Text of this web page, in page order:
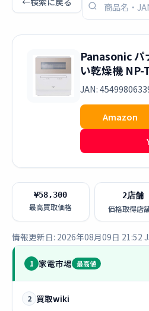
Panasonic パ
い乾燥機 NP-
JAN:
Amazon
¥58,300
最高買取価格
2店舗
価格取得店
情報更新日: 2026年08月09日 21:52
1 家電市場 最高値
2 買取wiki